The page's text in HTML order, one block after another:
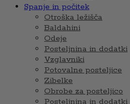
Spanje in počitek
Otroška ležišča
Baldahini
Odeje
Posteljnina in dodatki
Vzglavniki
Potovalne posteljice
Zibelke
Obrobe za posteljico
Posteljnina in dodatki